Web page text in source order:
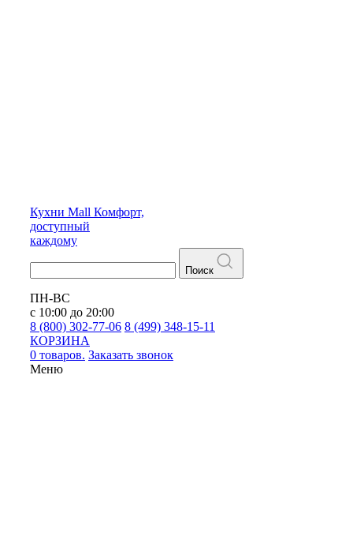
Кухни Mall Комфорт,
доступный
каждому
Поиск
ПН-ВС
с 10:00 до 20:00
8 (800) 302-77-06 8 (499) 348-15-11
КОРЗИНА
0 товаров. Заказать звонок
Меню